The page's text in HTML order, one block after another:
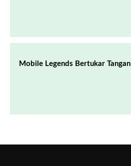
Mobile Legends Bertukar Tangan